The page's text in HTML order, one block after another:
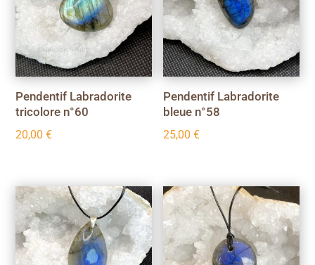
Pendentif Labradorite
tricolore n°60
20,00€
Pendentif Labradorite
bleue n°58
25,00€